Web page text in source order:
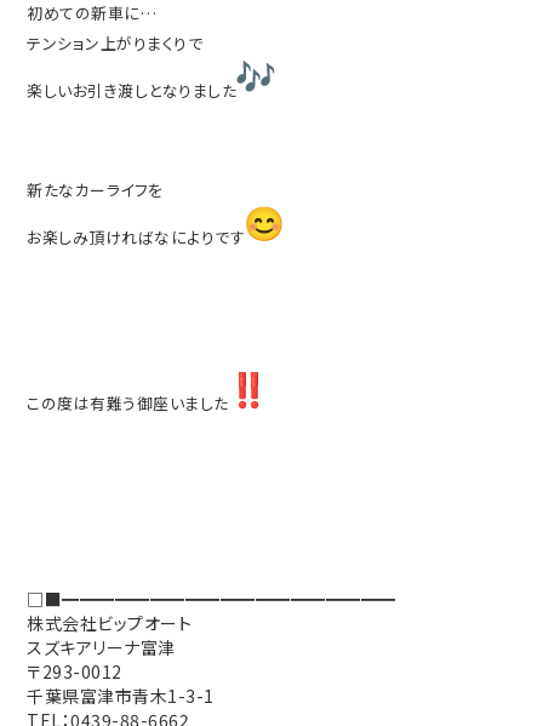
初めての新車に…
テンション上がりまくりで
楽しいお引き渡しとなりました
新たなカーライフを
お楽しみ頂ければなによりです
この度は有難う御座いました
□■━━━━━━━━━━━━━━━━━━━
株式会社ビップオート
スズキアリーナ富津
〒293-0012
千葉県富津市青木1-3-1
TEL：0439-88-6662